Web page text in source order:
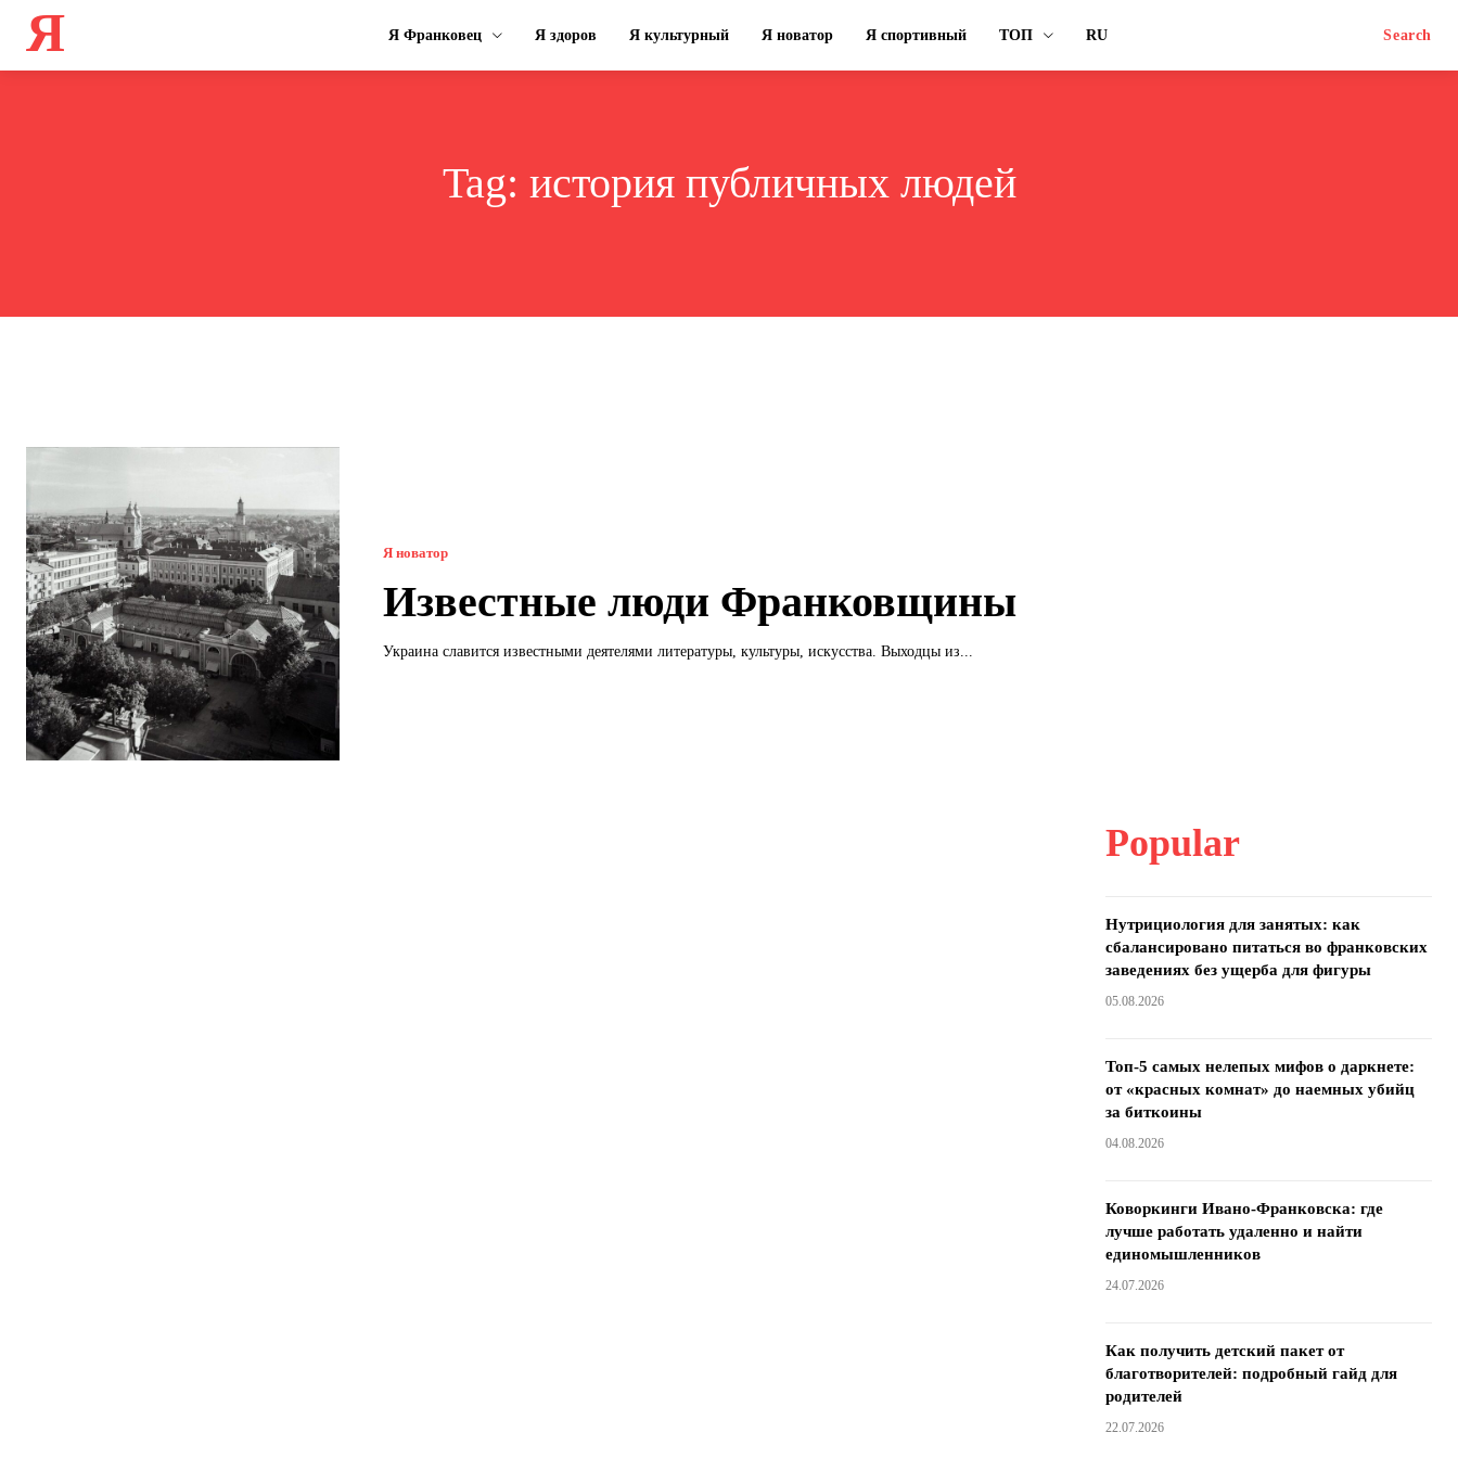
Я Я Франковец Я здоров Я культурный Я новатор Я спортивный ТОП RU Search
Tag: история публичных людей
Я новатор
Известные люди Франковщины
Украина славится известными деятелями литературы, культуры, искусства. Выходцы из...
Popular
Нутрициология для занятых: как
сбалансировано питаться во франковских
заведениях без ущерба для фигуры
05.08.2026
Топ-5 самых нелепых мифов о даркнете:
от «красных комнат» до наемных убийц
за биткоины
04.08.2026
Коворкинги Ивано-Франковска: где
лучше работать удаленно и найти
единомышленников
24.07.2026
Как получить детский пакет от
благотворителей: подробный гайд для
родителей
22.07.2026